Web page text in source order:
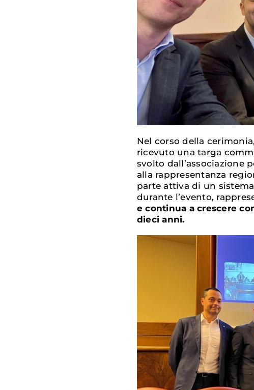
Nel corso della
ricevuto una targa
svolto dall’associazione
alla rappresentanza
parte attiva di un
durante l’evento,
e continua a crescere
dieci anni.